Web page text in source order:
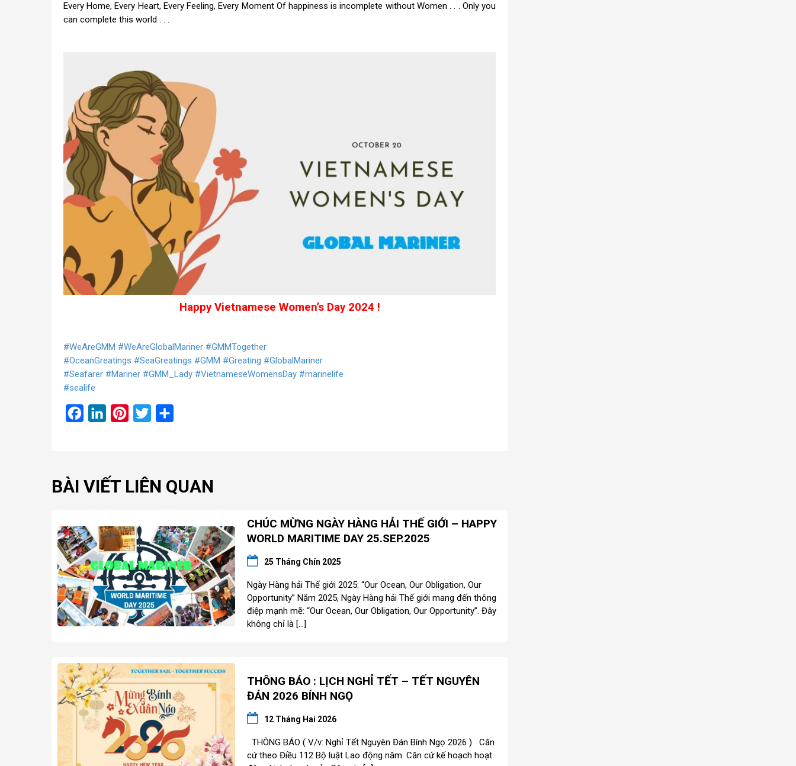
Every Home, Every Heart, Every Feeling, Every Moment Of happiness is incomplete without Women . . . Only you
can complete this world . . .
Happy Vietnamese Women’s Day 2024 !
#WeAreGMM #WeAreGlobalMariner #GMMTogether
#OceanGreatings #SeaGreatings #GMM #Greating #GlobalMariner
#Seafarer #Mariner #GMM_Lady #VietnameseWomensDay #marinelife
#sealife
FacebookLinkedInPinterest
Twitter
BÀI VIẾT LIÊN QUAN
CHÚC MỪNG NGÀY HÀNG HẢI THẾ GIỚI – HAPPY
WORLD MARITIME DAY 25.SEP.2025
25 Tháng Chín 2025
Ngày Hàng hải Thế giới 2025: “Our Ocean, Our Obligation, Our
Opportunity” Năm 2025, Ngày Hàng hải Thế giới mang đến thông
điệp mạnh mẽ: “Our Ocean, Our Obligation, Our Opportunity”. Đây
không chỉ là […]
THÔNG BÁO : LỊCH NGHỈ TẾT – TẾT NGUYÊN
ĐÁN 2026 BÍNH NGỌ
12 Tháng Hai 2026
THÔNG BÁO ( V/v: Nghỉ Tết Nguyên Đán Bính Ngọ 2026 ) Căn
cứ theo Điều 112 Bộ luật Lao động năm. Căn cứ kế hoạch hoạt